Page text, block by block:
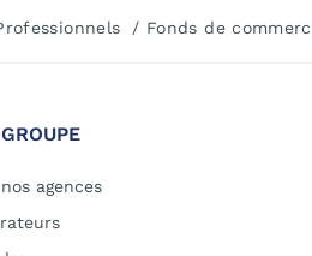
Fonds de
agences